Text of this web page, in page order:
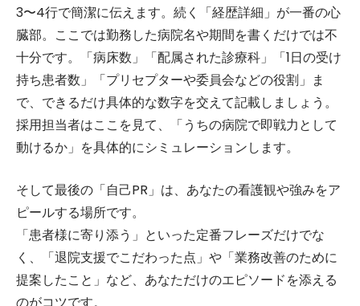
3〜4行で簡潔に伝えます。続く「経歴詳細」が一番の心
臓部。ここでは勤務した病院名や期間を書くだけでは不
十分です。「病床数」「配属された診療科」「1日の受け
持ち患者数」「プリセプターや委員会などの役割」ま
で、できるだけ具体的な数字を交えて記載しましょう。
採用担当者はここを見て、「うちの病院で即戦力として
動けるか」を具体的にシミュレーションします。
そして最後の「自己PR」は、あなたの看護観や強みをア
ピールする場所です。
「患者様に寄り添う」といった定番フレーズだけでな
く、「退院支援でこだわった点」や「業務改善のために
提案したこと」など、あなただけのエピソードを添える